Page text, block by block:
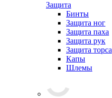
Защита
Бинты
Защита ног
Защита паха
Защита рук
Защита торса
Капы
Шлемы